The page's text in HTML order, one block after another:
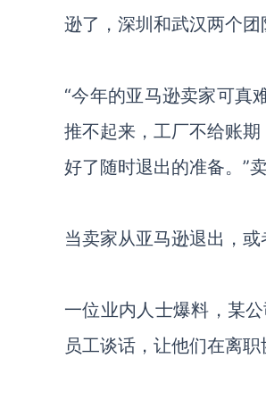
逊了，深圳和武汉两个
“今年的亚马逊卖家可真
推不起来，工厂不给账
好了随时退出的准备。”
当卖家从亚马逊退出，
一位业内人士爆料，某
员工谈话，让他们在离